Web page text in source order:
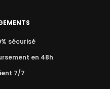
sécurisé
en 48h
7/7